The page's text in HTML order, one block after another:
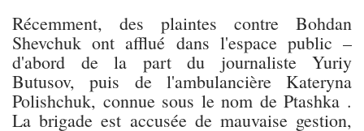
Récemment, des plaintes contre Bohdan
Shevchuk ont afflué dans l'espace public –
d'abord de la part du journaliste Yuriy
Butusov, puis de l'ambulancière Kateryna
Polishchuk, connue sous le nom de Ptashka .
La brigade est accusée de mauvaise gestion,